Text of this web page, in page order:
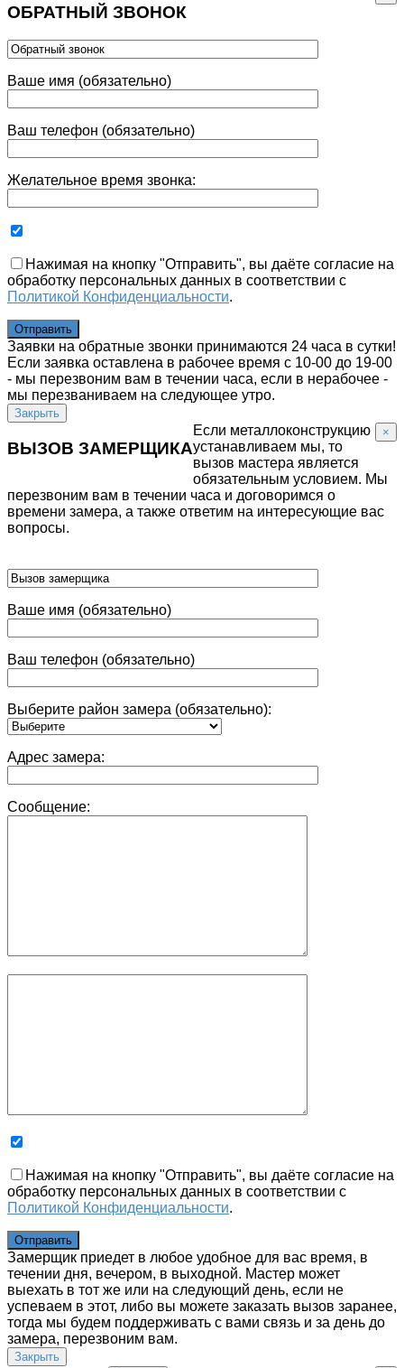
ОБРАТНЫЙ ЗВОНОК
Ваше имя (обязательно)
Ваш телефон (обязательно)
Желательное время звонка:
Нажимая на кнопку "Отправить", вы даёте согласие на
обработку персональных данных в соответствии с
Политикой Конфиденциальности.
Заявки на обратные звонки принимаются 24 часа в сутки!
Если заявка оставлена в рабочее время с 10-00 до 19-00
- мы перезвоним вам в течении часа, если в нерабочее -
мы перезваниваем на следующее утро.
Закрыть
ВЫЗОВ ЗАМЕРЩИКА
×
Если металлоконструкцию
устанавливаем мы, то
вызов мастера является
обязательным условием. Мы
перезвоним вам в течении часа и договоримся о
времени замера, а также ответим на интересующие вас
вопросы.
Ваше имя (обязательно)
Ваш телефон (обязательно)
Выберите район замера (обязательно):
Адрес замера:
Сообщение:
Нажимая на кнопку "Отправить", вы даёте согласие на
обработку персональных данных в соответствии с
Политикой Конфиденциальности.
Замерщик приедет в любое удобное для вас время, в
течении дня, вечером, в выходной. Мастер может
выехать в тот же или на следующий день, если не
успеваем в этот, либо вы можете заказать вызов заранее,
тогда мы будем поддерживать с вами связь и за день до
замера, перезвоним вам.
Закрыть